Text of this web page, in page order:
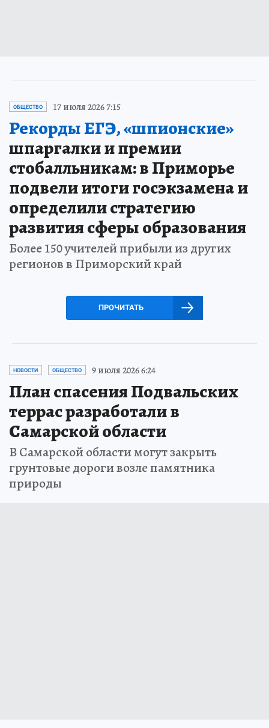
ОБЩЕСТВО 17 июля 2026 7:15
Рекорды ЕГЭ, «шпионские»
шпаргалки и премии
стобалльникам: в Приморье
подвели итоги госэкзамена и
определили стратегию
развития сферы образования
Более 150 учителей прибыли из других
регионов в Приморский край
ПРОЧИТАТЬ
НОВОСТИ ОБЩЕСТВО 9 июля 2026 6:24
План спасения Подвальских
террас разработали в
Самарской области
В Самарской области могут закрыть
грунтовые дороги возле памятника
природы